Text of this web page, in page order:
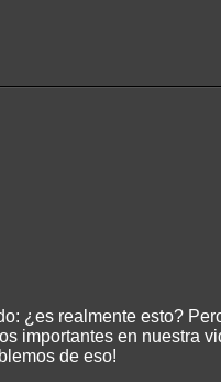
¿es realmente esto?
importantes en nuestra
de eso!